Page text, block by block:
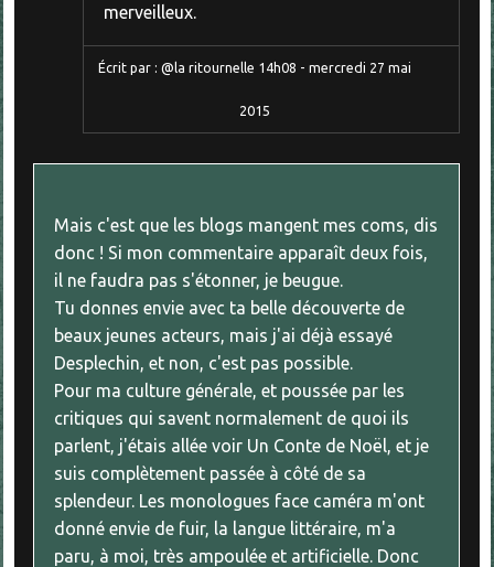
merveilleux.
Écrit par : @la ritournelle 14h08 - mercredi 27 mai
2015
Mais c'est que les blogs mangent mes coms, dis
donc ! Si mon commentaire apparaît deux fois,
il ne faudra pas s'étonner, je beugue.
Tu donnes envie avec ta belle découverte de
beaux jeunes acteurs, mais j'ai déjà essayé
Desplechin, et non, c'est pas possible.
Pour ma culture générale, et poussée par les
critiques qui savent normalement de quoi ils
parlent, j'étais allée voir Un Conte de Noël, et je
suis complètement passée à côté de sa
splendeur. Les monologues face caméra m'ont
donné envie de fuir, la langue littéraire, m'a
paru, à moi, très ampoulée et artificielle. Donc